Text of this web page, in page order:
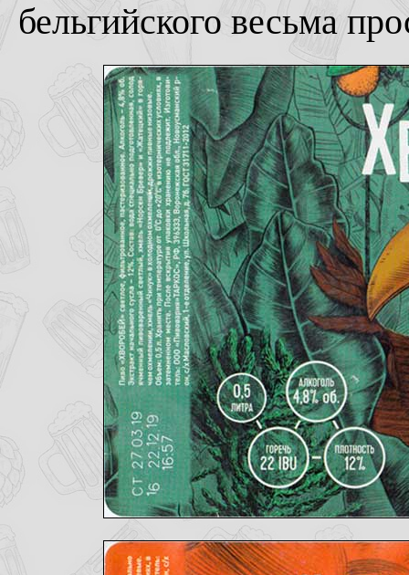
бельгийского весьма